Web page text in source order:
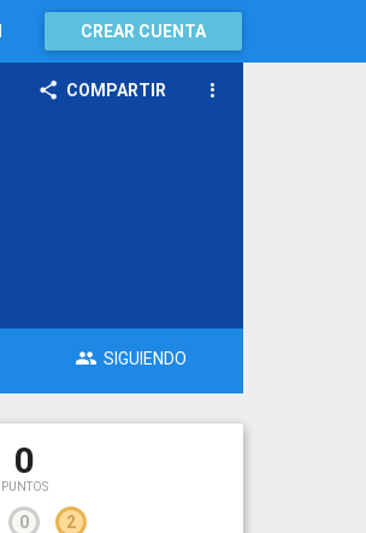
CREAR CUENTA
COMPARTIR
SIGUIENDO
0
PUNTOS
0 2